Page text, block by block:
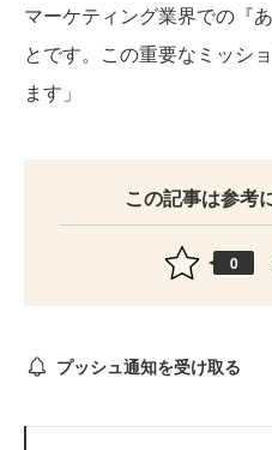
マーケティング業界での『
とです。この重要なミッシ
ます」
この記事は参考
0
プッシュ通知を受け取る